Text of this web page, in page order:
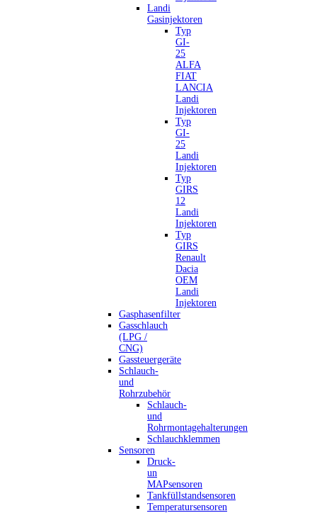
Landi
Gasinjektoren
Typ
GI-
25
ALFA
FIAT
LANCIA
Landi
Injektoren
Typ
GI-
25
Landi
Injektoren
Typ
GIRS
12
Landi
Injektoren
Typ
GIRS
Renault
Dacia
OEM
Landi
Injektoren
Gasphasenfilter
Gasschlauch
(LPG /
CNG)
Gassteuergeräte
Schlauch-
und
Rohrzubehör
Schlauch-
und
Rohrmontagehalterungen
Schlauchklemmen
Sensoren
Druck-
un
MAPsensoren
Tankfüllstandsensoren
Temperatursensoren